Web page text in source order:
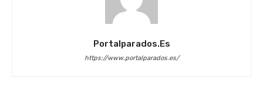
Portalparados.es
https://www.portalparados.es/